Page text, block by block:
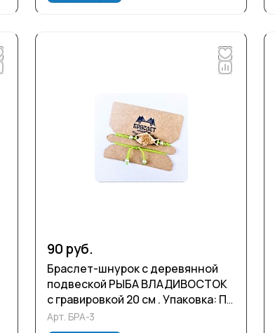
90 руб.
Браслет-шнурок с деревянной
подвеской РЫБА ВЛАДИВОСТОК
с гравировкой 20 см . Упаковка: ПП
пакет.
Арт. БРА-3